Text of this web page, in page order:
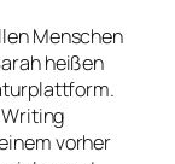
Menschen
heißen
vorher